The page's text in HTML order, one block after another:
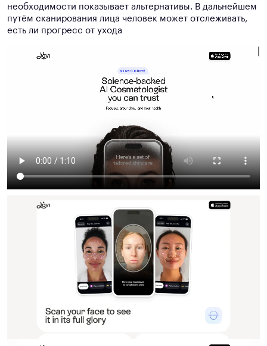
необходимости показывает альтернативы. В дальнейшем
путём сканирования лица человек может отслеживать,
есть ли прогресс от ухода